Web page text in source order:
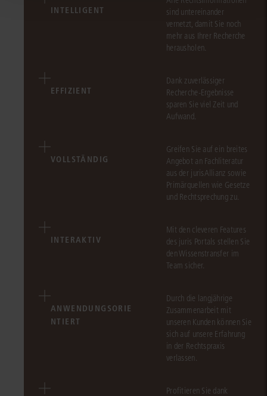
INTELLIGENT
sind untereinander
vernetzt, damit Sie noch
mehr aus Ihrer Recherche
herausholen.
EFFIZIENT
Dank zuverlässiger
Recherche-Ergebnisse
sparen Sie viel Zeit und
Aufwand.
VOLLSTÄNDIG
Greifen Sie auf ein breites
Angebot an Fachliteratur
aus der jurisAllianz sowie
Primärquellen wie Gesetze
und Rechtsprechung zu.
INTERAKTIV
Mit den cleveren Features
des juris Portals stellen Sie
den Wissenstransfer im
Team sicher.
ANWENDUNGSORIE
NTIERT
Durch die langjährige
Zusammenarbeit mit
unseren Kunden können Sie
sich auf unsere Erfahrung
in der Rechtspraxis
verlassen.
Profitieren Sie dank